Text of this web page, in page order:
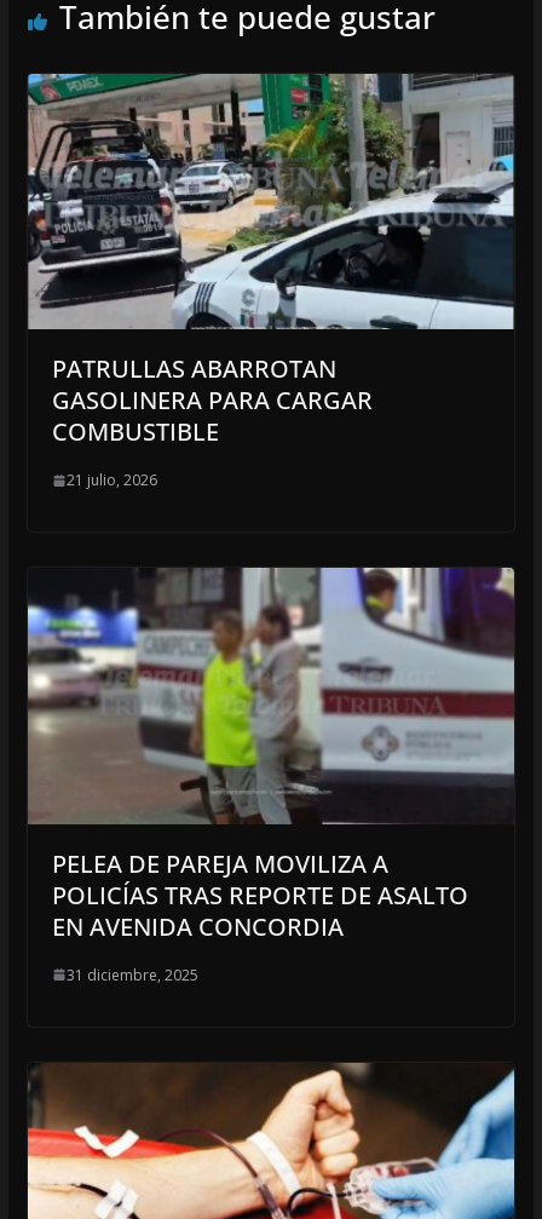
También te puede gustar
PATRULLAS ABARROTAN
GASOLINERA PARA CARGAR
COMBUSTIBLE
21 julio, 2026
PELEA DE PAREJA MOVILIZA A
POLICÍAS TRAS REPORTE DE ASALTO
EN AVENIDA CONCORDIA
31 diciembre, 2025